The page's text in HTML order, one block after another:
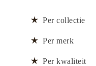
Per collectie
Per merk
Per kwaliteit